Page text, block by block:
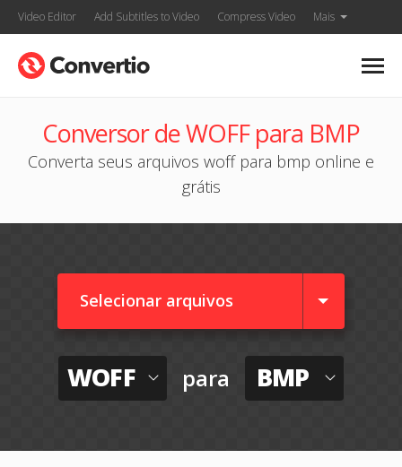
Video Editor Add Subtitles to Video Compress Video Mais
Conversor de WOFF para BMP
Converta seus arquivos woff para bmp online e
grátis
Selecionar arquivos
WOFF para BMP